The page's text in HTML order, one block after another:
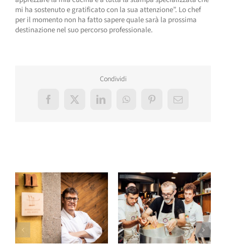
mi ha sostenuto e gratificato con la sua attenzione”. Lo chef
per il momento non ha fatto sapere quale sarà la prossima
destinazione nel suo percorso professionale.
Condividi
Facebook
X LinkedInWhatsAppPinterestEmail